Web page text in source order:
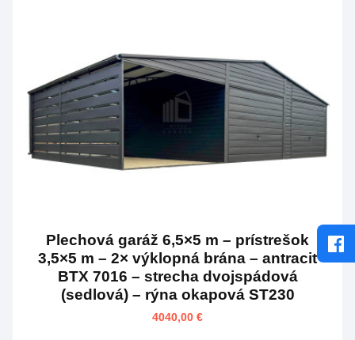
Plechová garáž 6,5×5 m – prístrešok
3,5×5 m – 2× výklopná brána – antracit
BTX 7016 – strecha dvojspádová
(sedlová) – rýna okapová ST230
4040,00 €